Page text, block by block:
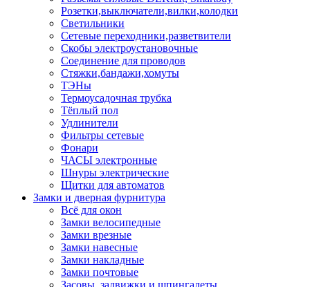
Розетки,выключатели,вилки,колодки
Светильники
Сетевые переходники,разветвители
Скобы электроустановочные
Соединение для проводов
Стяжки,бандажи,хомуты
ТЭНы
Термоусадочная трубка
Тёплый пол
Удлинители
Фильтры сетевые
Фонари
ЧАСЫ электронные
Шнуры электрические
Щитки для автоматов
Замки и дверная фурнитура
Всё для окон
Замки велосипедные
Замки врезные
Замки навесные
Замки накладные
Замки почтовые